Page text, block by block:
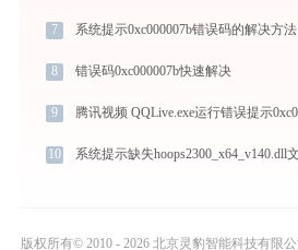
7 系统提示0xc000007b错误码的解决方法
8 错误码0xc000007b快速解决
9 腾讯视频 QQLive.exe运行错误提示
10 系统提示缺失hoops2300_x64_v140.dll
版权所有© 2010 - 2026 北京灵豹智能科技有限公